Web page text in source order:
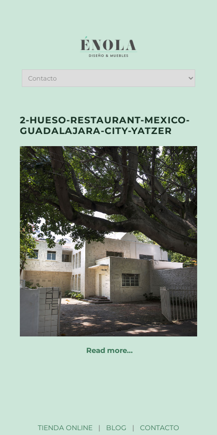
2-HUESO-RESTAURANT-MEXICO-
GUADALAJARA-CITY-YATZER
Read more…
TIENDA ONLINE| BLOG | CONTACTO